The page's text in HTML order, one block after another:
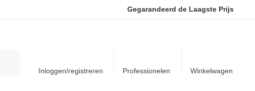
Gegarandeerd de Laagste Prijs
Inloggen/registreren Professionelen Winkelwagen